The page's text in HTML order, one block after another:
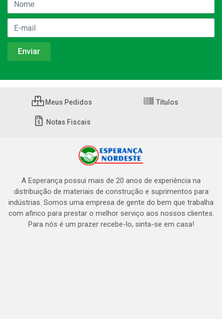
Meus Pedidos Títulos
Notas Fiscais
A Esperança possui mais de 20 anos de experiência na
distribuição de materiais de construção e suprimentos para
indústrias. Somos uma empresa de gente do bem que trabalha
com afinco para prestar o melhor serviço aos nossos clientes.
Para nós é um prazer recebe-lo, sinta-se em casa!